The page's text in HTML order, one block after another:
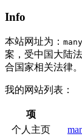
Info
本站网址为：
案，受中国大陆
合国家相关法律。
我的网站列表：
项
个人主页